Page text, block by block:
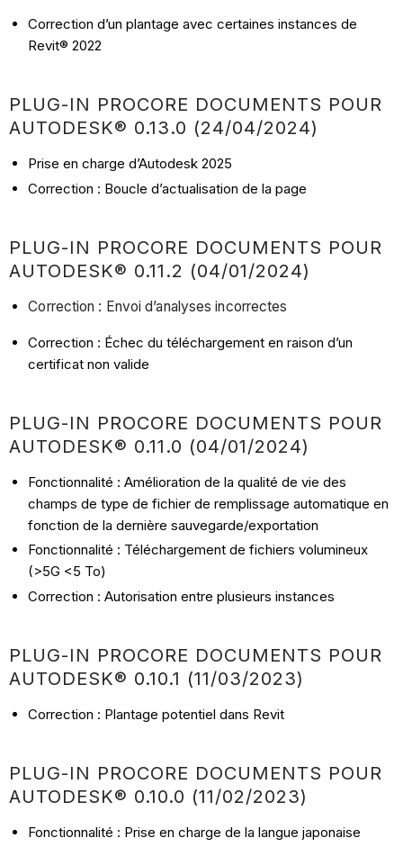
Correction d’un plantage avec certaines instances de
Revit® 2022
PLUG-IN PROCORE DOCUMENTS POUR
AUTODESK® 0.13.0 (24/04/2024)
Prise en charge d’Autodesk 2025
Correction : Boucle d’actualisation de la page
PLUG-IN PROCORE DOCUMENTS POUR
AUTODESK® 0.11.2 (04/01/2024)
Correction : Envoi d’analyses incorrectes
Correction : Échec du téléchargement en raison d’un
certificat non valide
PLUG-IN PROCORE DOCUMENTS POUR
AUTODESK® 0.11.0 (04/01/2024)
Fonctionnalité : Amélioration de la qualité de vie des
champs de type de fichier de remplissage automatique en
fonction de la dernière sauvegarde/exportation
Fonctionnalité : Téléchargement de fichiers volumineux
(>5G <5 To)
Correction : Autorisation entre plusieurs instances
PLUG-IN PROCORE DOCUMENTS POUR
AUTODESK® 0.10.1 (11/03/2023)
Correction : Plantage potentiel dans Revit
PLUG-IN PROCORE DOCUMENTS POUR
AUTODESK® 0.10.0 (11/02/2023)
Fonctionnalité : Prise en charge de la langue japonaise